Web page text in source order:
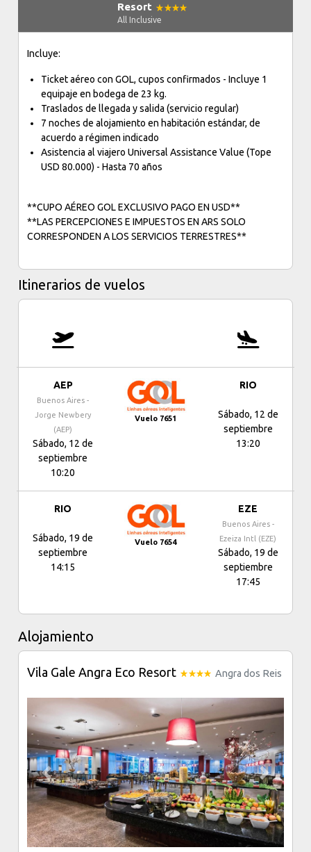
Resort
All Inclusive
Incluye:
Ticket aéreo con GOL, cupos confirmados - Incluye 1
equipaje en bodega de 23 kg.
Traslados de llegada y salida (servicio regular)
7 noches de alojamiento en habitación estándar, de
acuerdo a régimen indicado
Asistencia al viajero Universal Assistance Value (Tope
USD 80.000) - Hasta 70 años
**CUPO AÉREO GOL EXCLUSIVO PAGO EN USD**
**LAS PERCEPCIONES E IMPUESTOS EN ARS SOLO
CORRESPONDEN A LOS SERVICIOS TERRESTRES**
Itinerarios de vuelos
AEP
Buenos Aires -
Jorge Newbery
(AEP)
Sábado, 12 de
septiembre
10:20
Vuelo 7651
RIO
Sábado, 12 de
septiembre
13:20
RIO
Sábado, 19 de
septiembre
14:15
Vuelo 7654
EZE
Buenos Aires -
Ezeiza Intl (EZE)
Sábado, 19 de
septiembre
17:45
Alojamiento
Vila Gale Angra Eco Resort Angra dos Reis
Previous Next